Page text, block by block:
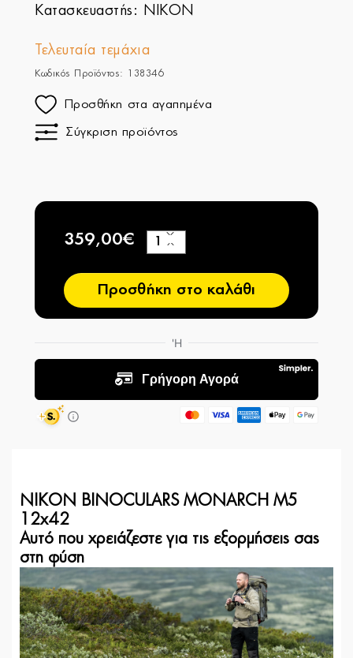
Κατασκευαστής: NIKON
Τελευταία τεμάχια
Κωδικός Προϊόντος: 138346
Προσθήκη στα αγαπημένα
Σύγκριση προϊόντος
359,00€
−
+
Προσθήκη στο καλάθι
NIKON BINOCULARS MONARCH M5
12x42
Αυτό που χρειάζεστε για τις εξορμήσεις σας
στη φύση